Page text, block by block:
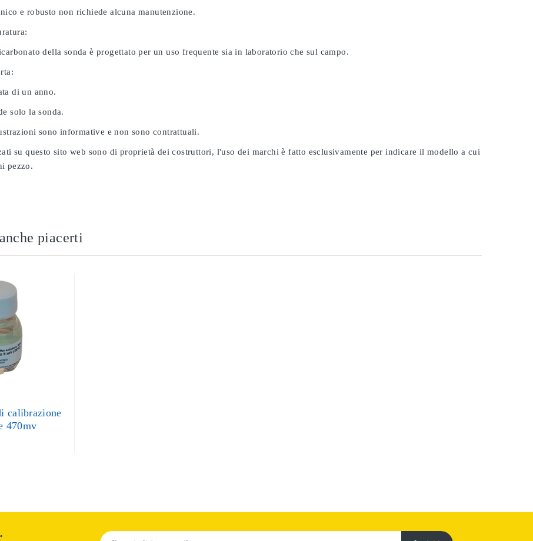
e robusto non richiede alcuna manutenzione.
della sonda è progettato per un uso frequente sia in laboratorio che sul campo.
di un anno.
solo la sonda.
sono informative e non sono contrattuali.
su questo sito web sono di proprietà dei costruttori, l'uso dei marchi è fatto esclusivamente per indicare il modello a cui
pezzo.
piacerti
calibrazione
470mv